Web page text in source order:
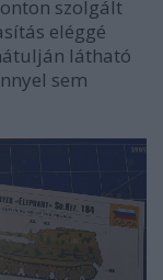
szolgált
eléggé
látható
sem